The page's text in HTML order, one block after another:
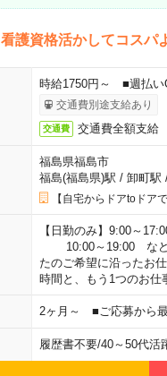
看護資格活かしてコスパ
時給1750円～ ■週払
交通費別途支給あり
交通費 交通費全額支給
福島県福島市
福島(福島県)駅 / 卸町駅
【自宅からドアtoドア
【日勤のみ】9:00～
10:00～19:00 など
たのご希望に沿ったお
時間と、もう1つのお仕
2ヶ月～ ■ご応募から
履歴書不要/40～50代活